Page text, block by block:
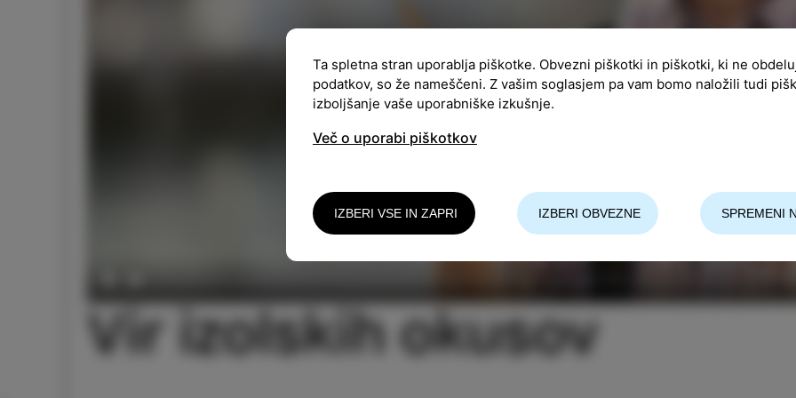
Play
Vir izolskih okusov
Ta spletna stran uporablja piškotke. Obvezni piškotki in piškotki, ki ne
podatkov, so že nameščeni. Z vašim soglasjem pa vam bomo naložili tudi
izboljšanje vaše uporabniške izkušnje.
Več o uporabi piškotkov
IZBERI VSE IN ZAPRI IZBERI OBVEZNE SPREMENI